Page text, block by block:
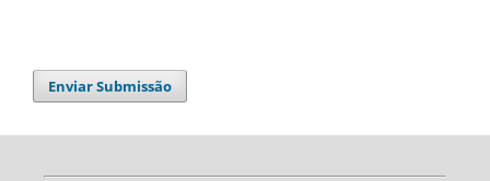
Enviar Submissão